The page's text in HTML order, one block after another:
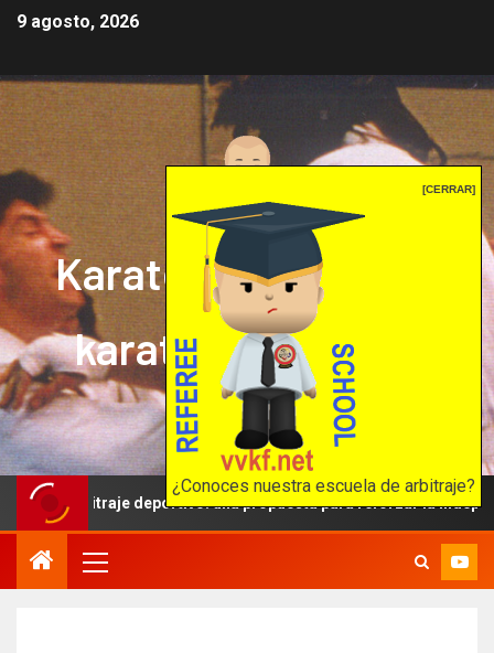
[CERRAR]
¿Conoces nuestra escuela de arbitraje?
9 agosto, 2026
Karate mrprepor: el
karate en internet
El karate en internet
deportivo: una propuesta para reforzar la independencia